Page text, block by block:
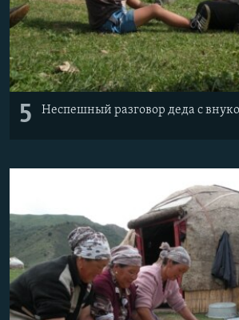
5 Неспешный разговор деда с